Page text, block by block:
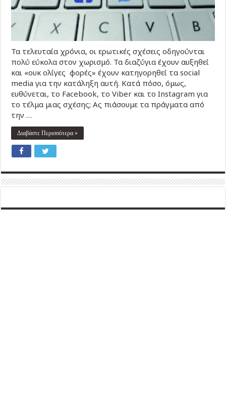
Τα τελευταία χρόνια, οι ερωτικές σχέσεις οδηγούνται
πολύ εύκολα στον χωρισμό. Τα διαζύγια έχουν αυξηθεί
και «ουκ ολίγες φορές» έχουν κατηγορηθεί τα social
media για την κατάληξη αυτή. Κατά πόσο, όμως,
ευθύνεται, το Facebook, το Viber και το Instagram για
το τέλμα μιας σχέσης; Ας πιάσουμε τα πράγματα από
την …
Διαβάστε Περισσότερα »